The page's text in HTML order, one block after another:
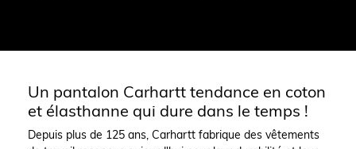
Un pantalon Carhartt tendance en coton
et élasthanne qui dure dans le temps !
Depuis plus de 125 ans, Carhartt fabrique des vêtements